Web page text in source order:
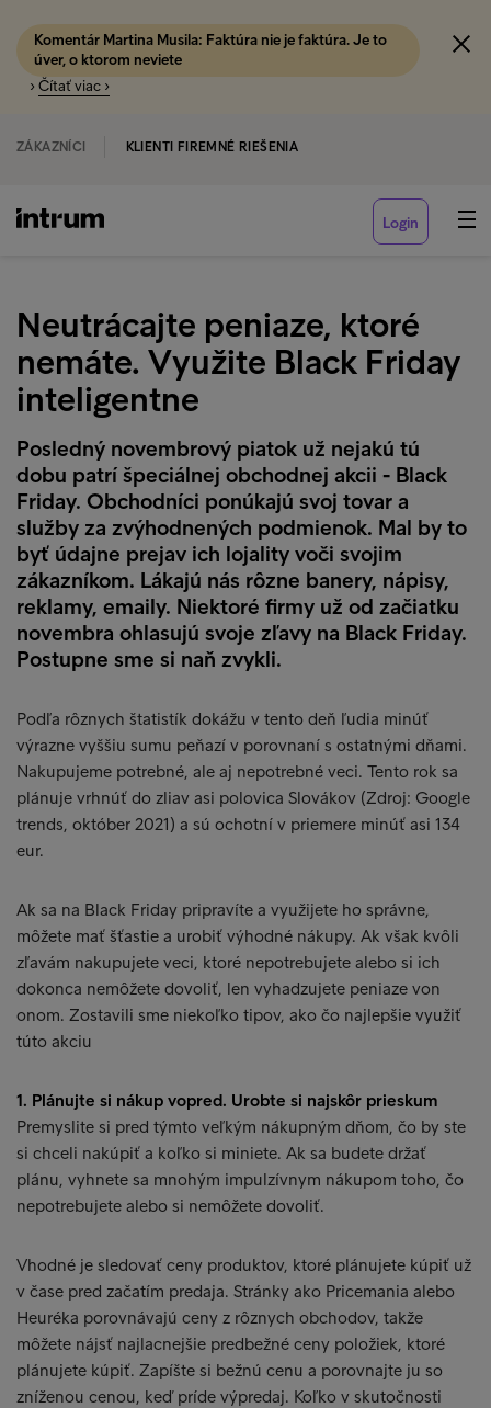
Komentár Martina Musila: Faktúra nie je faktúra. Je to
úver, o ktorom neviete
› Čítať viac ›
ZÁKAZNÍCI KLIENTI FIREMNÉ RIEŠENIA
Login
Neutrácajte peniaze, ktoré
nemáte. Využite Black Friday
inteligentne
Posledný novembrový piatok už nejakú tú
dobu patrí špeciálnej obchodnej akcii - Black
Friday. Obchodníci ponúkajú svoj tovar a
služby za zvýhodnených podmienok. Mal by to
byť údajne prejav ich lojality voči svojim
zákazníkom. Lákajú nás rôzne banery, nápisy,
reklamy, emaily. Niektoré firmy už od začiatku
novembra ohlasujú svoje zľavy na Black Friday.
Postupne sme si naň zvykli.
Podľa rôznych štatistík dokážu v tento deň ľudia minúť
výrazne vyššiu sumu peňazí v porovnaní s ostatnými dňami.
Nakupujeme potrebné, ale aj nepotrebné veci. Tento rok sa
plánuje vrhnúť do zliav asi polovica Slovákov (Zdroj: Google
trends, október 2021) a sú ochotní v priemere minúť asi 134
eur.
Ak sa na Black Friday pripravíte a využijete ho správne,
môžete mať šťastie a urobiť výhodné nákupy. Ak však kvôli
zľavám nakupujete veci, ktoré nepotrebujete alebo si ich
dokonca nemôžete dovoliť, len vyhadzujete peniaze von
onom. Zostavili sme niekoľko tipov, ako čo najlepšie využiť
túto akciu
1. Plánujte si nákup vopred. Urobte si najskôr prieskum
Premyslite si pred týmto veľkým nákupným dňom, čo by ste
si chceli nakúpiť a koľko si miniete. Ak sa budete držať
plánu, vyhnete sa mnohým impulzívnym nákupom toho, čo
nepotrebujete alebo si nemôžete dovoliť.
Vhodné je sledovať ceny produktov, ktoré plánujete kúpiť už
v čase pred začatím predaja. Stránky ako Pricemania alebo
Heuréka porovnávajú ceny z rôznych obchodov, takže
môžete nájsť najlacnejšie predbežné ceny položiek, ktoré
plánujete kúpiť. Zapíšte si bežnú cenu a porovnajte ju so
zníženou cenou, keď príde výpredaj. Koľko v skutočnosti